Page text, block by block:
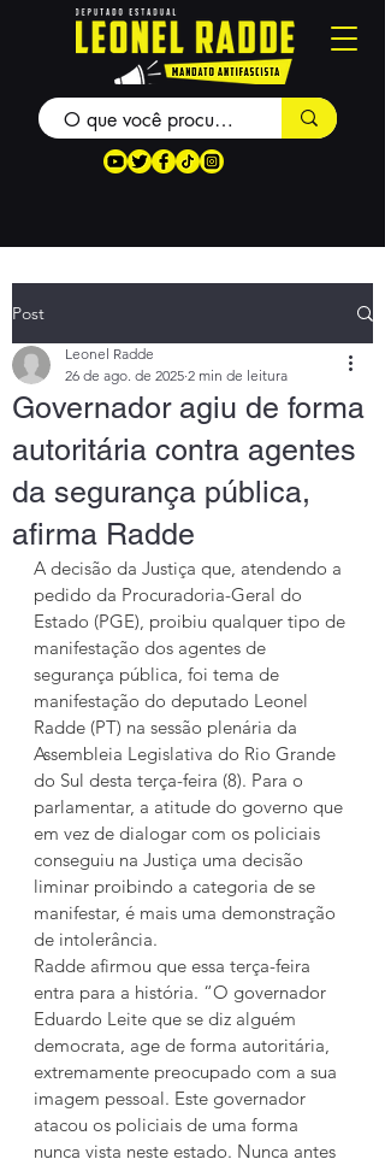
Post
Governador agiu de forma
autoritária contra agentes
da segurança pública,
afirma Radde
Leonel Radde
26 de ago. de 2025 2 min de leitura
A decisão da Justiça que, atendendo a
pedido da Procuradoria-Geral do
Estado (PGE), proibiu qualquer tipo de
manifestação dos agentes de
segurança pública, foi tema de
manifestação do deputado Leonel
Radde (PT) na sessão plenária da
Assembleia Legislativa do Rio Grande
do Sul desta terça-feira (8). Para o
parlamentar, a atitude do governo que
em vez de dialogar com os policiais
conseguiu na Justiça uma decisão
liminar proibindo a categoria de se
manifestar, é mais uma demonstração
de intolerância.
Radde afirmou que essa terça-feira
entra para a história. “O governador
Eduardo Leite que se diz alguém
democrata, age de forma autoritária,
extremamente preocupado com a sua
imagem pessoal. Este governador
atacou os policiais de uma forma
nunca vista neste estado. Nunca antes